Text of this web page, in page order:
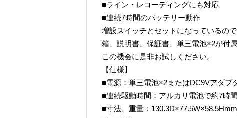
■ライン・レコーディングにも対応
■連続7時間のバッテリー動作
増設スイッチとセットになっているの
箱、説明書、保証書、単三電池×2が付
この機会に是非お試しください。
【仕様】
■電源：単三電池×2またはDC9Vアダプ
■連続駆動時間：アルカリ電池で約7時間
■寸法、重量：